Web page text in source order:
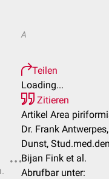
A
Teilen
Loading...
Zitieren
Artikel Area
Dr. Frank
Dunst,
Bijan Fink et al.
Abrufbar unter: